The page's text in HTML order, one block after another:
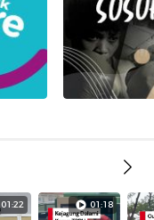
01:22 01:18